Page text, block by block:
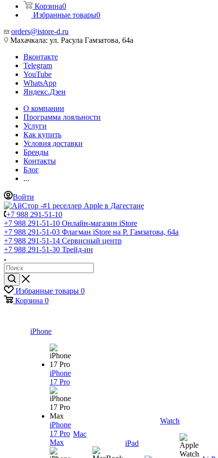
Корзина0
Избранные товары0
orders@istore-d.ru
Махачкала: ул. Расула Гамзатова, 64а
Вконтакте
Telegram
YouTube
WhatsApp
Яндекс.Дзен
О компании
Программа лояльности
Услуги
Как купить
Условия доставки
Бренды
Контакты
Блог
...
Войти
+7 988 291-51-10
+7 988 291-51-10 Онлайн-магазин iStore
+7 988 291-51-03 Флагман iStore на Р. Гамзатова, 64а
+7 988 291-51-14 Сервисный центр
+7 988 291-51-30 Трейд-ин
Избранные товары 0
Корзина 0
iPhone
iPhone
17 Pro
iPhone
17 Pro
Max
Mac
iPad
Watch